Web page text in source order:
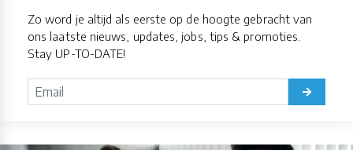
Zo word je altijd als eerste op de hoogte gebracht van
ons laatste nieuws, updates, jobs, tips & promoties.
Stay UP-TO-DATE!